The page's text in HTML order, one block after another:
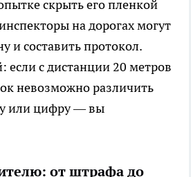
скрыть его пленкой
на дорогах могут
и составить протокол.
если с дистанции 20 метров
невозможно различить
или цифру — вы
от штрафа до